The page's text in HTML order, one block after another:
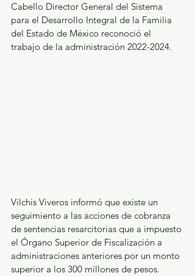
Cabello Director General del Sistema
para el Desarrollo Integral de la Familia
del Estado de México reconoció el
trabajo de la administración 2022-2024.
Vilchis Viveros informó que existe un
seguimiento a las acciones de cobranza
de sentencias resarcitorias que a impuesto
el Órgano Superior de Fiscalización a
administraciones anteriores por un monto
superior a los 300 millones de pesos.